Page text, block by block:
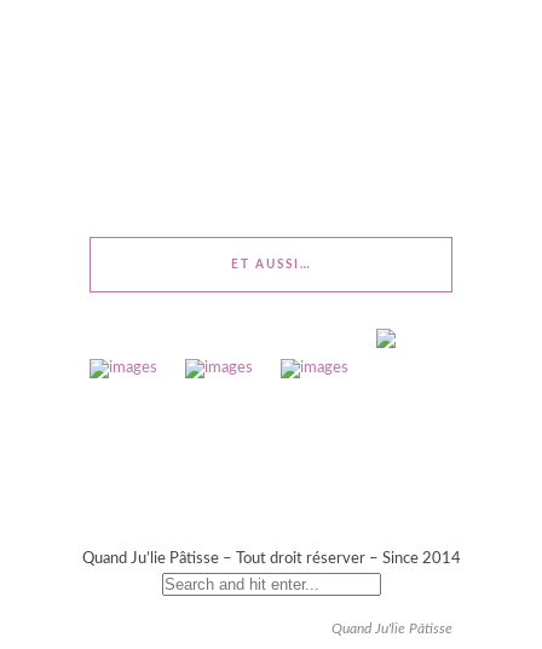
ET AUSSI…
Quand Ju’lie Pâtisse – Tout droit réserver – Since 2014
Quand Ju'lie Pâtisse